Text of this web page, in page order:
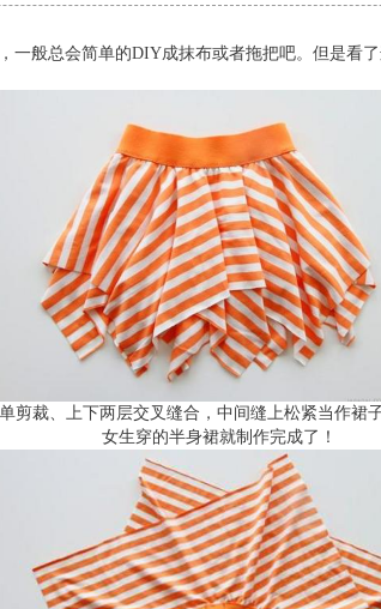
一般总会简单的DIY成抹布或者拖把吧。 但是看
剪裁、上下两层交叉缝合，中间缝上松紧当作裙
女生穿的半身裙就制作完成了！